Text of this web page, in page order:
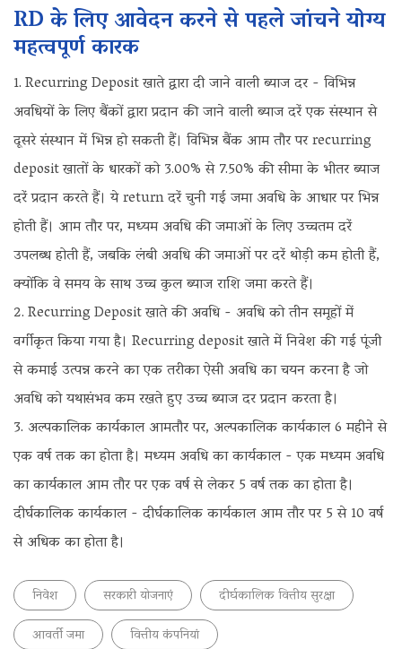
RD के लिए आवेदन करने से पहले जांचने योग्य
महत्वपूर्ण कारक
Recurring Deposit खाते द्वारा दी जाने वाली ब्याज दर - विभिन्न
अवधियों के लिए बैंकों द्वारा प्रदान की जाने वाली ब्याज दरें एक संस्थान से
दूसरे संस्थान में भिन्न हो सकती हैं। विभिन्न बैंक आम तौर पर recurring
deposit खातों के धारकों को 3.00% से 7.50% की सीमा के भीतर ब्याज
दरें प्रदान करते हैं। ये return दरें चुनी गई जमा अवधि के आधार पर भिन्न
होती हैं। आम तौर पर, मध्यम अवधि की जमाओं के लिए उच्चतम दरें
उपलब्ध होती हैं, जबकि लंबी अवधि की जमाओं पर दरें थोड़ी कम होती हैं,
क्योंकि वे समय के साथ उच्च कुल ब्याज राशि जमा करते हैं।
Recurring Deposit खाते की अवधि - अवधि को तीन समूहों में
वर्गीकृत किया गया है। Recurring deposit खाते में निवेश की गई पूंजी
से कमाई उत्पन्न करने का एक तरीका ऐसी अवधि का चयन करना है जो
अवधि को यथासंभव कम रखते हुए उच्च ब्याज दर प्रदान करता है।
अल्पकालिक कार्यकाल आमतौर पर, अल्पकालिक कार्यकाल 6 महीने से
एक वर्ष तक का होता है। मध्यम अवधि का कार्यकाल - एक मध्यम अवधि
का कार्यकाल आम तौर पर एक वर्ष से लेकर 5 वर्ष तक का होता है।
दीर्घकालिक कार्यकाल - दीर्घकालिक कार्यकाल आम तौर पर 5 से 10 वर्ष
से अधिक का होता है।
निवेश सरकारी योजनाएं
दीर्घकालिक वित्तीय सुरक्षा
आवर्ती जमा
वित्तीय कंपनियां